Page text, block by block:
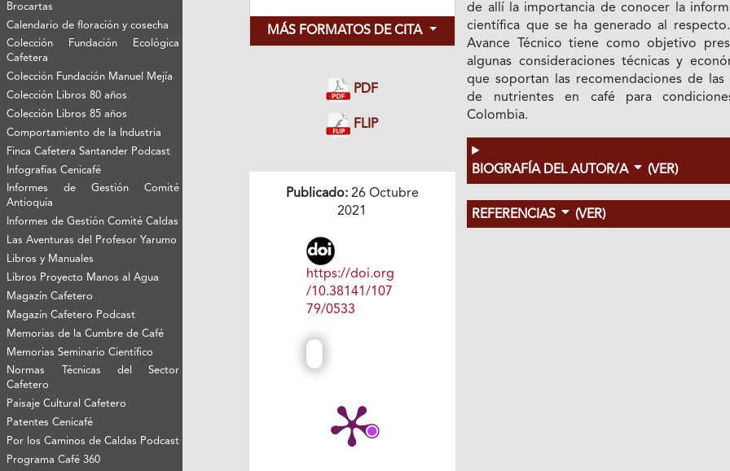
Brocartas
Calendario de floración y cosecha
Colección Fundación Ecológica
Cafetera
Colección Fundación Manuel Mejía
Colección Libros 80 años
Colección Libros 85 años
Comportamiento de la Industria
Finca Cafetera Santander Podcast
Infografías Cenicafé
Informes de Gestión Comité
Antioquía
Informes de Gestión Comité Caldas
Las Aventuras del Profesor Yarumo
Libros y Manuales
Libros Proyecto Manos al Agua
Magazín Cafetero
Magazín Cafetero Podcast
Memorias de la Cumbre de Café
Memorias Seminario Científico
Normas Técnicas del Sector
Cafetero
Paisaje Cultural Cafetero
Patentes Cenicafé
Por los Caminos de Caldas Podcast
Programa Café 360
MÁS FORMATOS DE CITA
PDF
FLIP
Publicado:26 Octubre
2021
https://doi.org
/10.38141/107
79/0533
de allí la importancia de conocer la
científica que se ha generado al
Avance Técnico tiene como objetivo
algunas consideraciones técnicas y
que soportan las recomendaciones de las
de nutrientes en café para
Colombia.
BIOGRAFÍA DEL AUTOR/A (VER)
REFERENCIAS (VER)